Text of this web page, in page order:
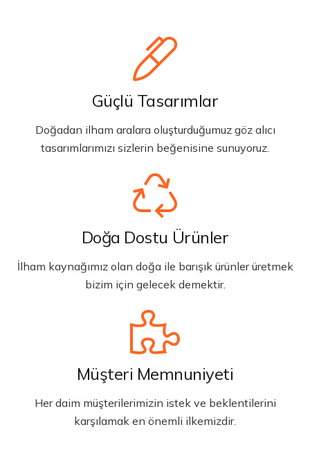
Güçlü Tasarımlar
Doğadan ilham aralara oluşturduğumuz göz alıcı
tasarımlarımızı sizlerin beğenisine sunuyoruz.
Doğa Dostu Ürünler
İlham kaynağımız olan doğa ile barışık ürünler üretmek
bizim için gelecek demektir.
Müşteri Memnuniyeti
Her daim müşterilerimizin istek ve beklentilerini
karşılamak en önemli ilkemizdir.